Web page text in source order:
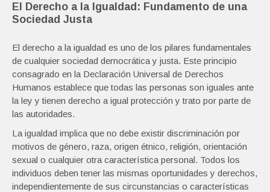
El Derecho a la Igualdad: Fundamento de una
Sociedad Justa
El derecho a la igualdad es uno de los pilares fundamentales
de cualquier sociedad democrática y justa. Este principio
consagrado en la Declaración Universal de Derechos
Humanos establece que todas las personas son iguales ante
la ley y tienen derecho a igual protección y trato por parte de
las autoridades.
La igualdad implica que no debe existir discriminación por
motivos de género, raza, origen étnico, religión, orientación
sexual o cualquier otra característica personal. Todos los
individuos deben tener las mismas oportunidades y derechos,
independientemente de sus circunstancias o características